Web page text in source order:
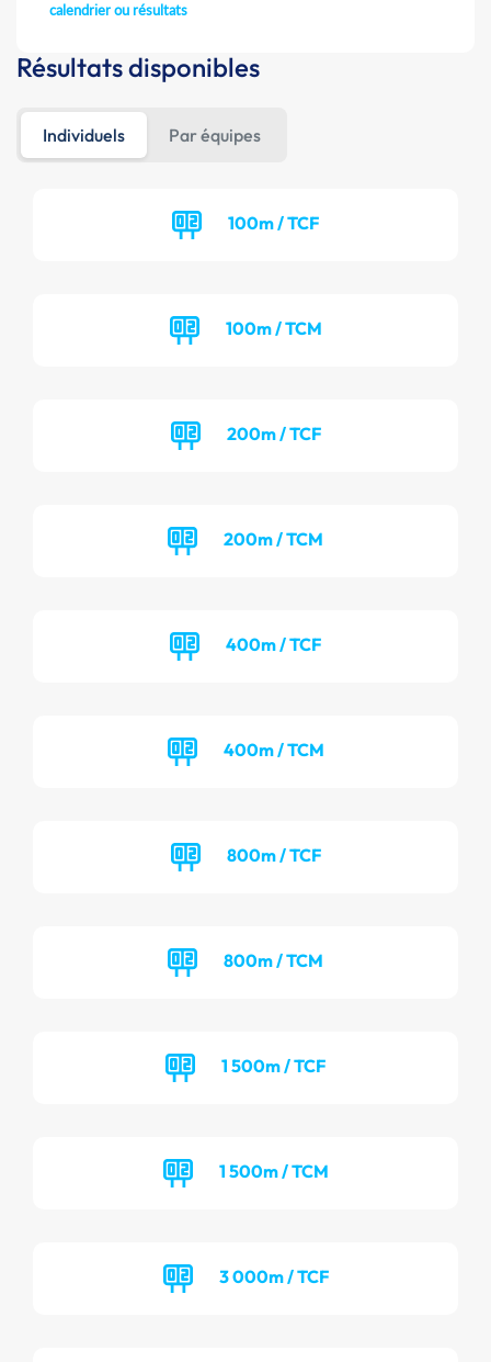
calendrier ou résultats
Résultats disponibles
Individuels Par équipes
100m / TCF
100m / TCM
200m / TCF
200m / TCM
400m / TCF
400m / TCM
800m / TCF
800m / TCM
1 500m / TCF
1 500m / TCM
3 000m / TCF